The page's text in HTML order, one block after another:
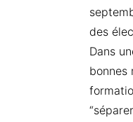
des
Dans
bonnes